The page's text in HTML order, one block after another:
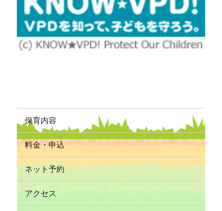
保育内容
料金・申込
ネット予約
アクセス